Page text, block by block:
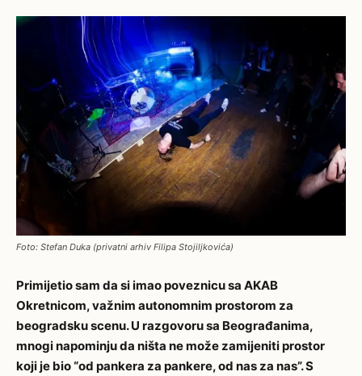
Foto: Stefan Duka (privatni arhiv Filipa Stojiljkovića)
Primijetio sam da si imao poveznicu sa AKAB
Okretnicom, važnim autonomnim prostorom za
beogradsku scenu. U razgovoru sa Beograđanima,
mnogi napominju da ništa ne može zamijeniti prostor
koji je bio “od pankera za pankere, od nas za nas”. S